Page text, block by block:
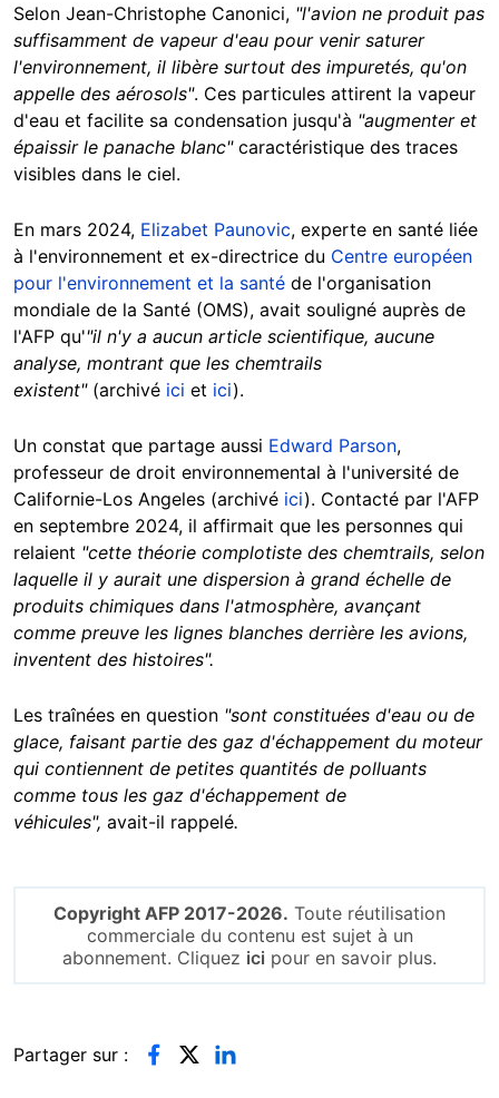
Selon Jean-Christophe Canonici, "l'avion ne produit pas
suffisamment de vapeur d'eau pour venir saturer
l'environnement, il libère surtout des impuretés, qu'on
appelle des aérosols". Ces particules attirent la vapeur
d'eau et facilite sa condensation jusqu'à "augmenter et
épaissir le panache blanc" caractéristique des traces
visibles dans le ciel.
En mars 2024, Elizabet Paunovic, experte en santé liée
à l'environnement et ex-directrice du Centre européen
pour l'environnement et la santé de l'organisation
mondiale de la Santé (OMS), avait souligné auprès de
l'AFP qu'"il n'y a aucun article scientifique, aucune
analyse, montrant que les chemtrails
existent"(archivé ici et ici).
Un constat que partage aussi Edward Parson,
professeur de droit environnemental à l'université de
Californie-Los Angeles (archivé ici). Contacté par l'AFP
en septembre 2024, il affirmait que les personnes qui
relaient "cette théorie complotiste des chemtrails, selon
laquelle il y aurait une dispersion à grand échelle de
produits chimiques dans l'atmosphère, avançant
comme preuve les lignes blanches derrière les avions,
inventent des histoires".
Les traînées en question "sont constituées d'eau ou de
glace, faisant partie des gaz d'échappement du moteur
qui contiennent de petites quantités de polluants
comme tous les gaz d'échappement de
véhicules", avait-il rappelé.
Copyright AFP 2017-2026. Toute réutilisation
commerciale du contenu est sujet à un
abonnement. Cliquez ici pour en savoir plus.
Partager sur :